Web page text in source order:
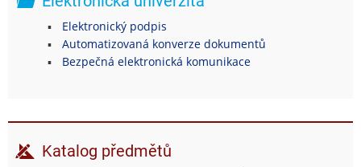
Elektronický podpis
Automatizovaná konverze dokumentů
Bezpečná elektronická komunikace
Katalog předmětů